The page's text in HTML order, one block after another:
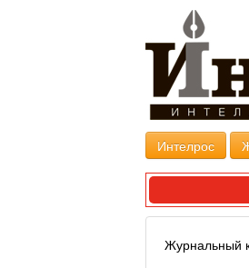
Интелрос
Журнальный